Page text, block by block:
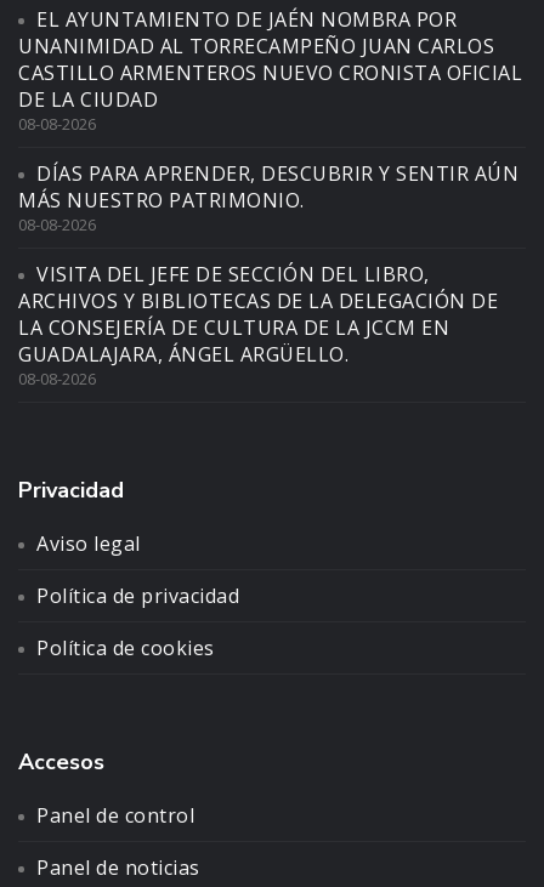
EL AYUNTAMIENTO DE JAÉN NOMBRA POR
UNANIMIDAD AL TORRECAMPEÑO JUAN CARLOS
CASTILLO ARMENTEROS NUEVO CRONISTA OFICIAL
DE LA CIUDAD
08-08-2026
DÍAS PARA APRENDER, DESCUBRIR Y SENTIR AÚN
MÁS NUESTRO PATRIMONIO.
08-08-2026
VISITA DEL JEFE DE SECCIÓN DEL LIBRO,
ARCHIVOS Y BIBLIOTECAS DE LA DELEGACIÓN DE
LA CONSEJERÍA DE CULTURA DE LA JCCM EN
GUADALAJARA, ÁNGEL ARGÜELLO.
08-08-2026
Privacidad
Aviso legal
Política de privacidad
Política de cookies
Accesos
Panel de control
Panel de noticias